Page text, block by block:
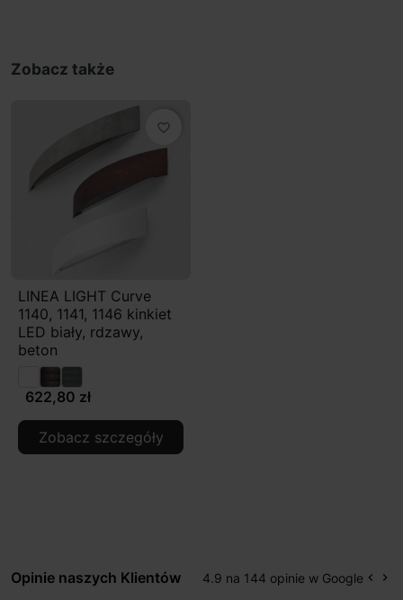
Zobacz także
favorite_border
LINEA LIGHT Curve
1140, 1141, 1146 kinkiet
LED biały, rdzawy,
beton
622,80 zł
Zobacz szczegóły
Opinie naszych Klientów 4.9 na 144 opinie w Google keyboard_arrow_left keyboard_arrow_right